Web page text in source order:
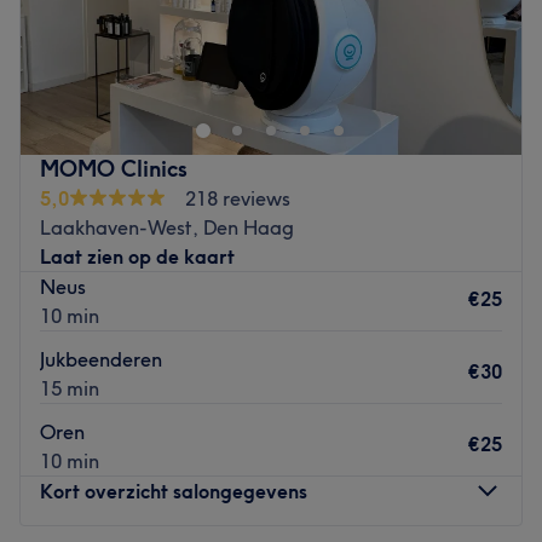
Go to venue
MOMO Clinics
5,0
218 reviews
Laakhaven-West, Den Haag
Laat zien op de kaart
Neus
10 min
€25
Jukbeenderen
15 min
€30
Oren
10 min
€25
Kort overzicht salongegevens